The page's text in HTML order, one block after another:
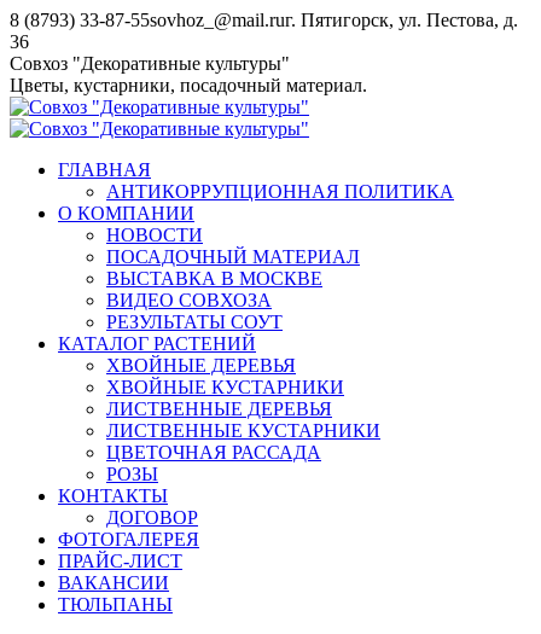
Перейти
к
содержанию
8 (8793) 33-87-55sovhoz_@mail.ruг. Пятигорск, ул. Пестова, д.
36
Совхоз "Декоративные культуры"
Цветы, кустарники, посадочный материал.
ГЛАВНАЯ
АНТИКОРРУПЦИОННАЯ ПОЛИТИКА
О КОМПАНИИ
НОВОСТИ
ПОСАДОЧНЫЙ МАТЕРИАЛ
ВЫСТАВКА В МОСКВЕ
ВИДЕО СОВХОЗА
РЕЗУЛЬТАТЫ СОУТ
КАТАЛОГ РАСТЕНИЙ
ХВОЙНЫЕ ДЕРЕВЬЯ
ХВОЙНЫЕ КУСТАРНИКИ
ЛИСТВЕННЫЕ ДЕРЕВЬЯ
ЛИСТВЕННЫЕ КУСТАРНИКИ
ЦВЕТОЧНАЯ РАССАДА
РОЗЫ
КОНТАКТЫ
ДОГОВОР
ФОТОГАЛЕРЕЯ
ПРАЙС-ЛИСТ
ВАКАНСИИ
ТЮЛЬПАНЫ